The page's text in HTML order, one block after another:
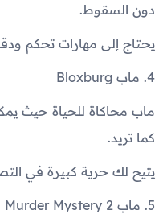
دون السقوط.
يحتاج إلى مهارات تحكم
4. ماب Bloxburg
ماب محاكاة للحياة حيث
كما تريد.
يتيح لك حرية كبيرة في
5. ماب Murder Mystery 2